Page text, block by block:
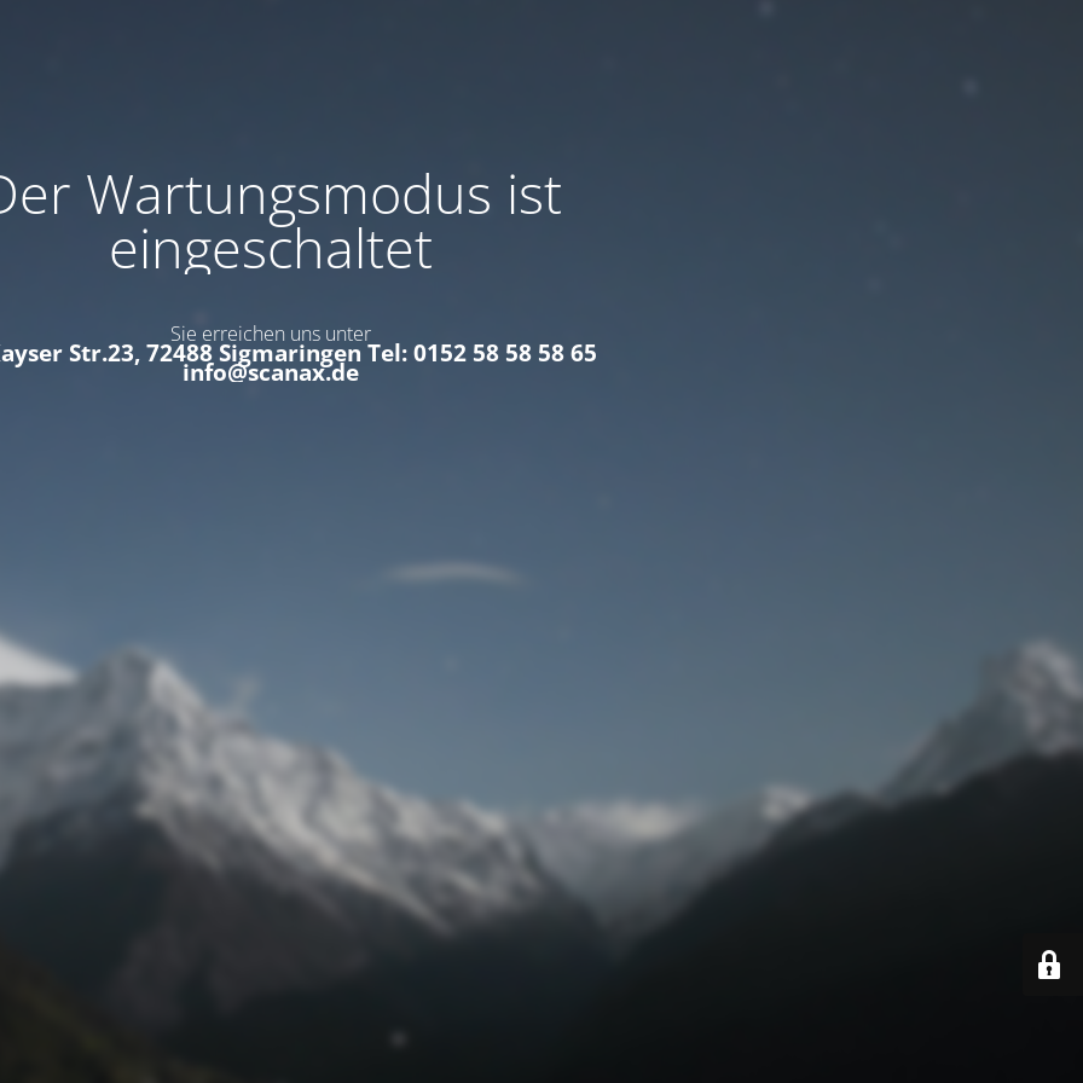
Wartungsmodus ist
eingeschaltet
Sie erreichen uns unter
Str.23, 72488 Sigmaringen Tel: 0152 58 58 58 65
info@scanax.de